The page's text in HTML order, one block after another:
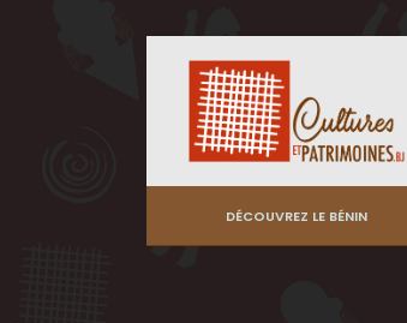
DÉCOUVREZ LE BÉNIN